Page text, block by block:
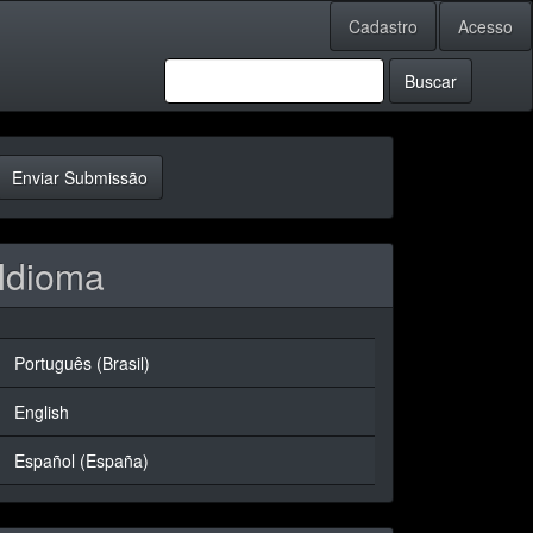
Cadastro Acesso
Buscar
Enviar Submissão
Idioma
Português (Brasil)
English
Español (España)